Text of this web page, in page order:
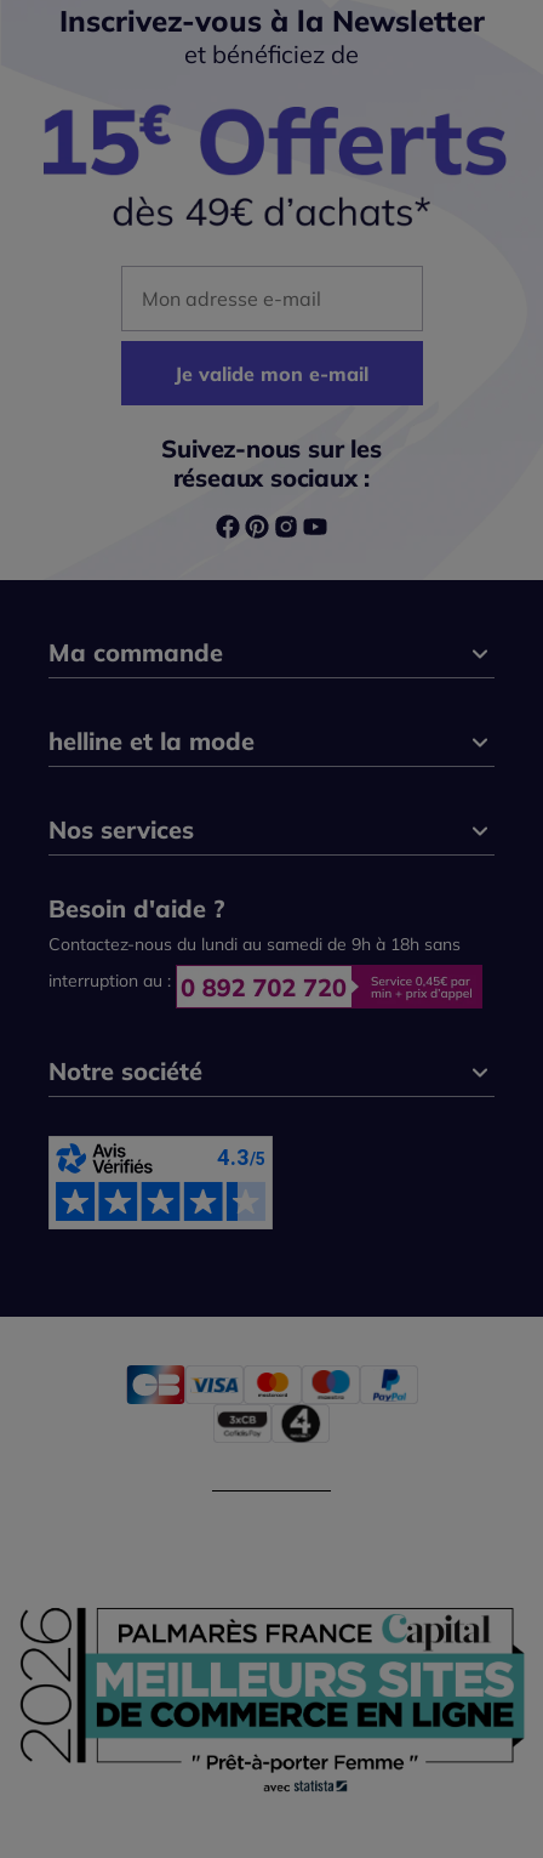
Inscrivez-vous à la Newsletter
et bénéficiez de
Je valide mon e-mail
Suivez-nous sur les
réseaux sociaux :
Ma commande
helline et la mode
Nos services
Besoin d'aide ?
Contactez-nous du lundi au samedi de 9h à 18h sans
interruption au :
Notre société